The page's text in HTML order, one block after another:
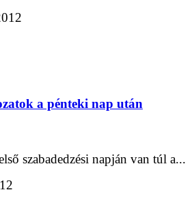
a pénteki nap után
szabadedzési napján van túl a...